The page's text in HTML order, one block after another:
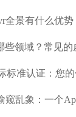
全景有什么优势